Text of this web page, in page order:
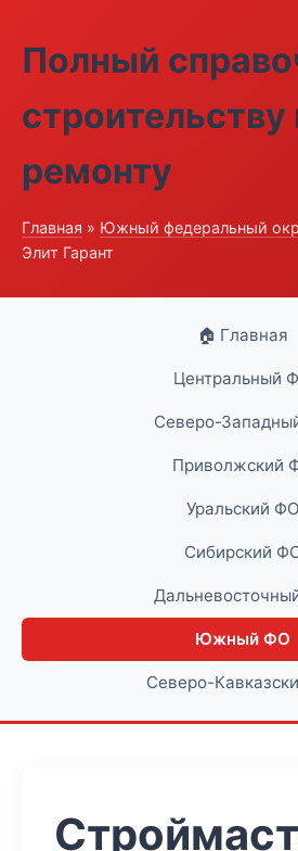
Полный
строительству
ремонту
Главная » Южный федеральный
Элит Гарант
🏠 Главная
Центральный
Северо-
Приволжский
Уральский ФО
Сибирский
Южный ФО
Северо-